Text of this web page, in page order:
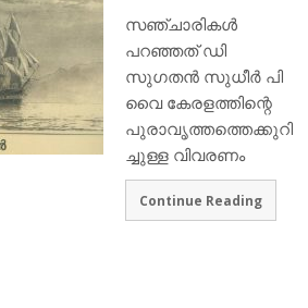
സഞ്ചാരികൾ
പറഞ്ഞത് ഡി
സുഗതൻ സുധീർ പി
വൈ കേരളത്തിന്റെ
പുരാവൃത്തത്തെക്കുറി
ച്ചുള്ള വിവരണം
Continue Reading